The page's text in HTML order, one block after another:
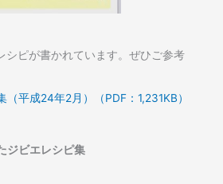
ピが書かれています。ぜひご参考
平成24年2月）（PDF：1,231KB）
ジビエレシピ集